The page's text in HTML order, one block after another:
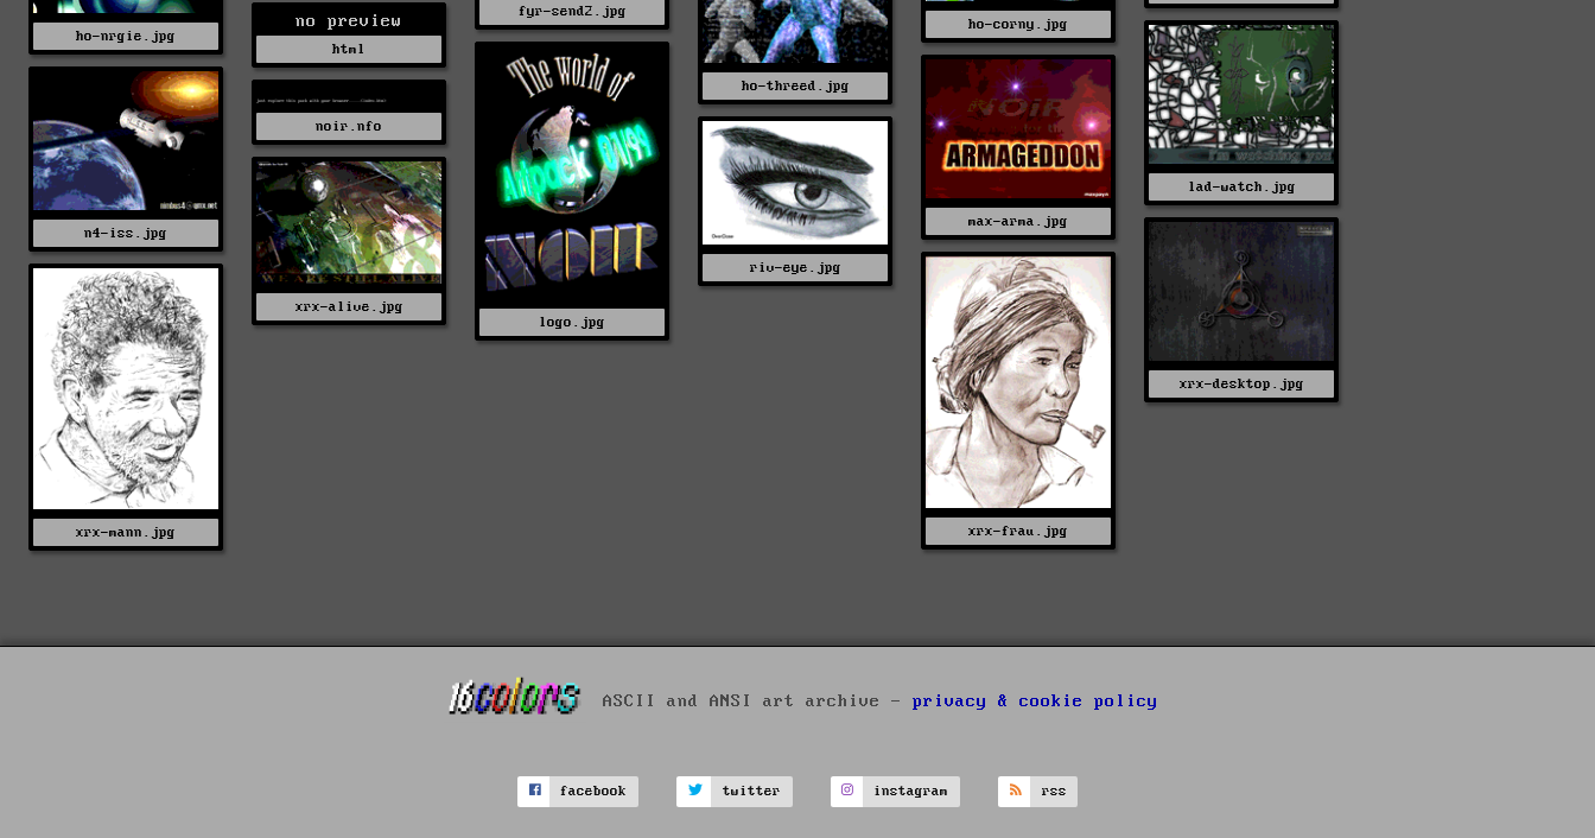
fyr-send2.jpg
ho-corny.jpg
ho-nrgie.jpg
ho-threed.jpg
no preview
html
lad-watch.jpg
logo.jpg
max-arma.jpg
n4-iss.jpg
noir.nfo
riv-eye.jpg
xrx-alive.jpg
xrx-desktop.jpg
xrx-frau.jpg
xrx-mann.jpg
ASCII and ANSI art archive - privacy & cookie policy
facebook twitter instagram rss